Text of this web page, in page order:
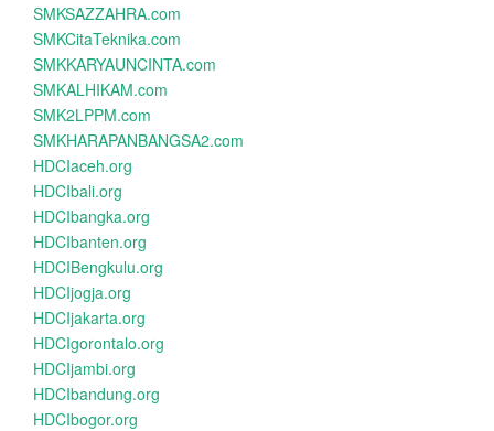
SMKSAZZAHRA.com
SMKCitaTeknika.com
SMKKARYAUNCINTA.com
SMKALHIKAM.com
SMK2LPPM.com
SMKHARAPANBANGSA2.com
HDCIaceh.org
HDCIbali.org
HDCIbangka.org
HDCIbanten.org
HDCIBengkulu.org
HDCIjogja.org
HDCIjakarta.org
HDCIgorontalo.org
HDCIjambi.org
HDCIbandung.org
HDCIbogor.org